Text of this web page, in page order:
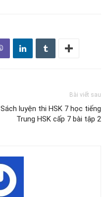
Bài viết sau
Sách luyện thi HSK 7 học tiếng
Trung HSK cấp 7 bài tập 2